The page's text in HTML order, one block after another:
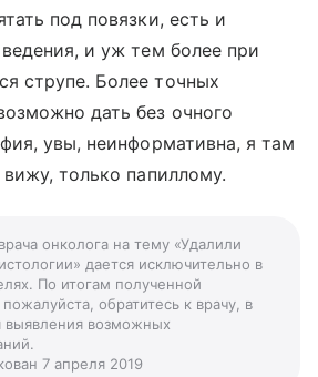
под повязки, есть и
и уж тем более при
струпе. Более точных
дать без очного
увы, неинформативна, я там
только папиллому.
онколога на тему «Удалили
дается исключительно в
По итогам полученной
пожалуйста, обратитесь к врачу, в
выявления возможных
7 апреля 2019